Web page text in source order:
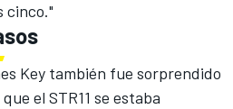
cinco."
Key también fue sorprendido
el STR11 se estaba